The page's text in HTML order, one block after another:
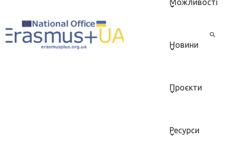
Можливості
Новини
Проєкти
Ресурси